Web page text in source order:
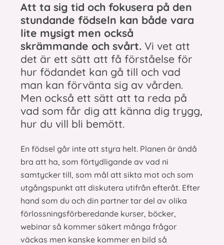
Att ta sig tid och fokusera på den
stundande födseln kan både vara
lite mysigt men också
skrämmande och svårt. Vi vet att
det är ett sätt att få förståelse för
hur födandet kan gå till och vad
man kan förvänta sig av vården.
Men också ett sätt att ta reda på
vad som får dig att känna dig trygg,
hur du vill bli bemött.
En födsel går inte att styra helt. Planen är ändå
bra att ha, som förtydligande av vad ni
samtycker till, som mål att sikta mot och som
utgångspunkt att diskutera utifrån efteråt. Efter
hand som du och din partner tar del av olika
förlossningsförberedande kurser, böcker,
webinar så kommer säkert många frågor
väckas men kanske kommer en bild så